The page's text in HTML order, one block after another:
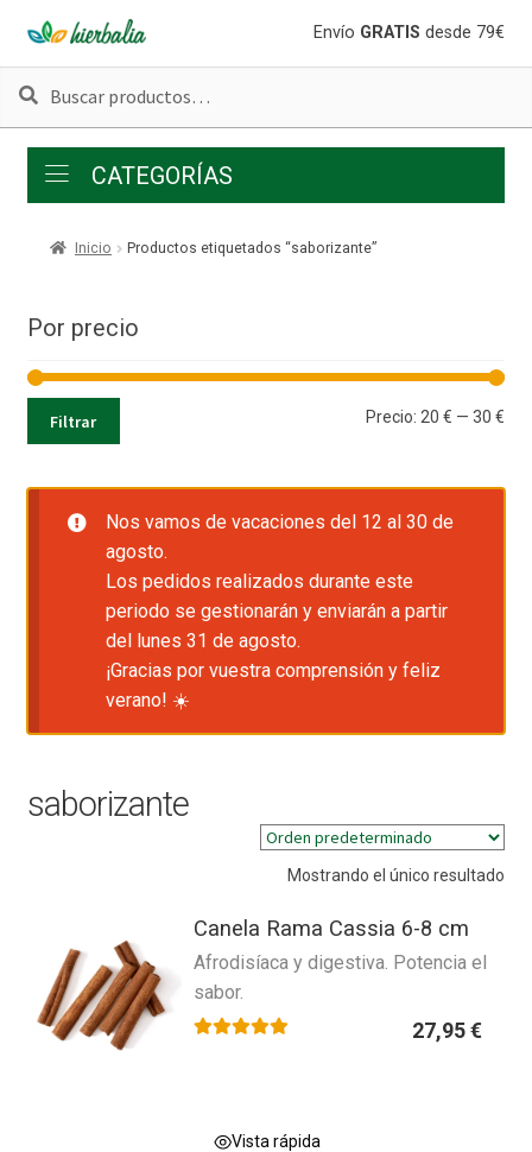
Ir
a
la
navegación
Ir
al
contenido
Envío GRATIS desde 79€
Buscar
Buscar
CATEGORÍAS
Inicio Productos etiquetados “saborizante”
Por precio
Filtrar Precio: 20 € —30 €
Nos vamos de vacaciones del 12 al 30 de
agosto.
Los pedidos realizados durante este
periodo se gestionarán y enviarán a partir
del lunes 31 de agosto.
¡Gracias por vuestra comprensión y feliz
verano! ☀️
saborizante
Mostrando el único resultado
Canela Rama Cassia 6-8 cm
Afrodisíaca y digestiva. Potencia el
sabor.
27,95€
Vista rápida